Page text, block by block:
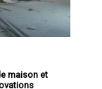
maison et